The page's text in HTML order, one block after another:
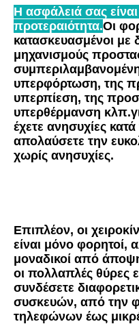
Η ασφάλειά σας
προτεραιότητα.Οι
κατασκευασμένοι με
μηχανισμούς
υπερφόρτωση, της
υπερπίεση, της
υπερθέρμανση
έχετε ανησυχίες
απολαύσετε την
χωρίς ανησυχίες.
Επιπλέον, οι
είναι μόνο φορητοί,
μοναδικοί από
οι πολλαπλές θύρες
συνδέσετε
συσκευών, από την
τηλεφώνων έως